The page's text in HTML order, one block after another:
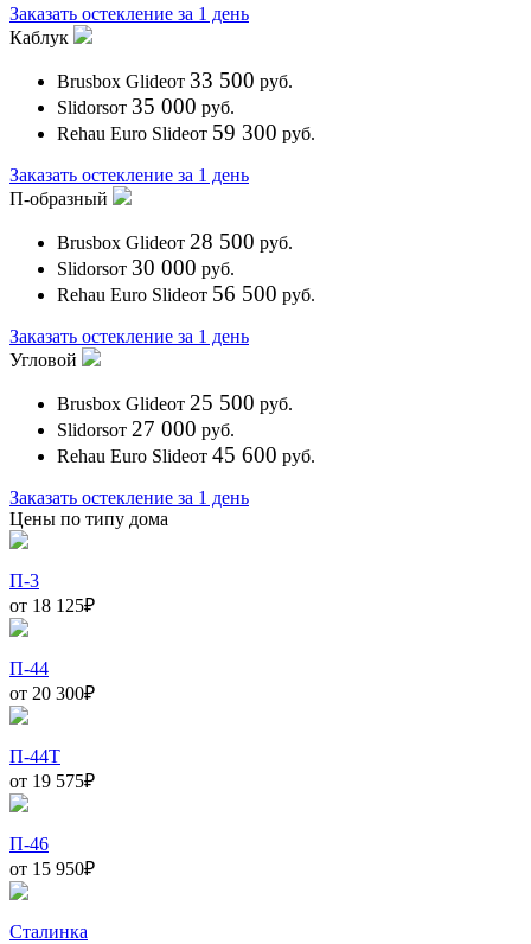
Заказать остекление за 1 день
Каблук
Brusbox Glideот 33 500 руб.
Slidorsот 35 000 руб.
Rehau Euro Slideот 59 300 руб.
Заказать остекление за 1 день
П-образный
Brusbox Glideот 28 500 руб.
Slidorsот 30 000 руб.
Rehau Euro Slideот 56 500 руб.
Заказать остекление за 1 день
Угловой
Brusbox Glideот 25 500 руб.
Slidorsот 27 000 руб.
Rehau Euro Slideот 45 600 руб.
Заказать остекление за 1 день
Цены по типу дома
П-3
от 18 125₽
П-44
от 20 300₽
П-44Т
от 19 575₽
П-46
от 15 950₽
Сталинка